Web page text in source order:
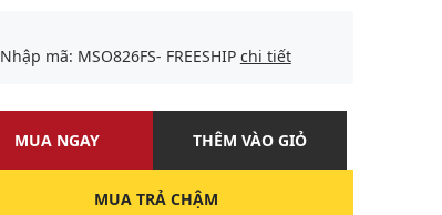
Nhập mã: MSO826FS- FREESHIP chi tiết
MUA NGAY THÊM VÀO GIỎ
MUA TRẢ CHẬM